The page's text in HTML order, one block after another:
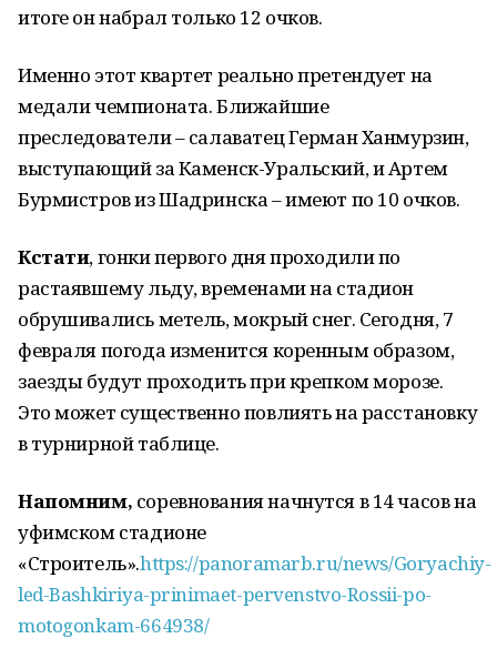
итоге он набрал только 12 очков.
Именно этот квартет реально претендует на
медали чемпионата. Ближайшие
преследователи – салаватец Герман Ханмурзин,
выступающий за Каменск-Уральский, и Артем
Бурмистров из Шадринска – имеют по 10 очков.
Кстати, гонки первого дня проходили по
растаявшему льду, временами на стадион
обрушивались метель, мокрый снег. Сегодня, 7
февраля погода изменится коренным образом,
заезды будут проходить при крепком морозе.
Это может существенно повлиять на расстановку
в турнирной таблице.
Напомним, соревнования начнутся в 14 часов на
уфимском стадионе
«Строитель».https://panoramarb.ru/news/Goryachiy-
led-Bashkiriya-prinimaet-pervenstvo-Rossii-po-
motogonkam-664938/